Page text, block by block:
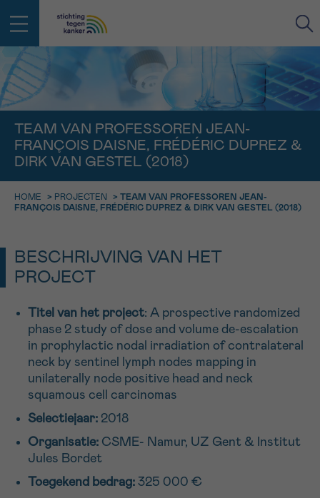
TEAM VAN PROFESSOREN JEAN-
FRANÇOIS DAISNE, FRÉDÉRIC DUPREZ &
DIRK VAN GESTEL (2018)
HOME > PROJECTEN > TEAM VAN PROFESSOREN JEAN-
FRANÇOIS DAISNE, FRÉDÉRIC DUPREZ & DIRK VAN GESTEL (2018)
BESCHRIJVING VAN HET
PROJECT
Titel van het project: A prospective randomized
phase 2 study of dose and volume de-escalation
in prophylactic nodal irradiation of contralateral
neck by sentinel lymph nodes mapping in
unilaterally node positive head and neck
squamous cell carcinomas
Selectiejaar: 2018
Organisatie: CSME- Namur, UZ Gent & Institut
Jules Bordet
Toegekend bedrag: 325 000 €
VOORNAAM
IN DE STRIJD TEGEN KANKER STA
Professionele medewerkers beantwoorden je vragen
Contacteer ons gratis
Bel ons op 0800 15 802
contactformulier
Ik wil graag opgebeld worden
Meer weten over Kankerinfo
geen enkele diagnose
TERUG
VOORNAAM
EMAIL
TERUG
9h-11h
11h-13h
13h-16h
16h-18h
Verder